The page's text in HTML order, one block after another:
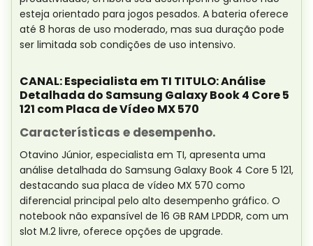
esteja orientado para jogos pesados. A bateria oferece
até 8 horas de uso moderado, mas sua duração pode
ser limitada sob condições de uso intensivo.
CANAL: Especialista em TI TITULO: Análise
Detalhada do Samsung Galaxy Book 4 Core 5
121 com Placa de Vídeo MX 570
Características e desempenho.
Otavino Júnior, especialista em TI, apresenta uma
análise detalhada do Samsung Galaxy Book 4 Core 5 121,
destacando sua placa de vídeo MX 570 como
diferencial principal pelo alto desempenho gráfico. O
notebook não expansível de 16 GB RAM LPDDR, com um
slot M.2 livre, oferece opções de upgrade.